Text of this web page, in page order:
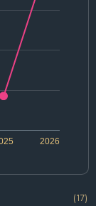
2026
(17)